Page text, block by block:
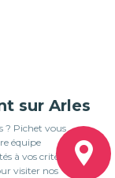
sur Arles
? Pichet vous
équipe
à vos critères et à
visiter nos